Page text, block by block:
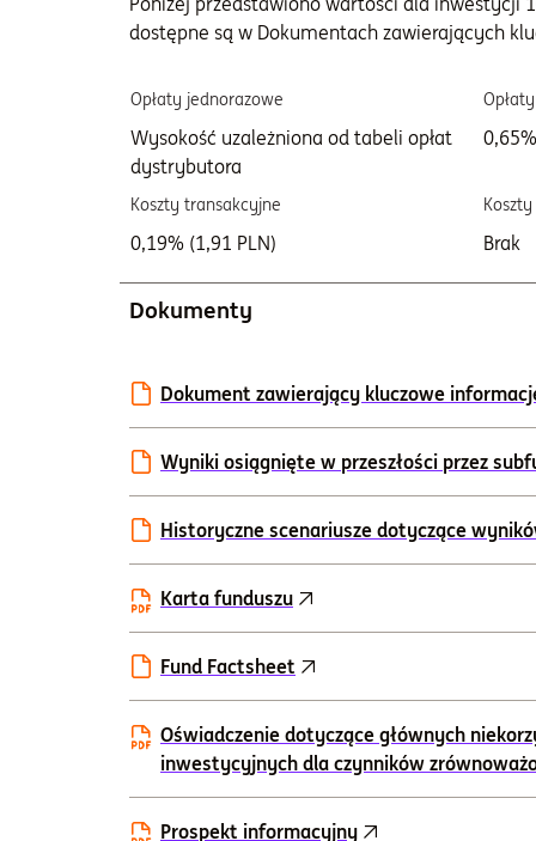
dostępne są w Dokumentach zawierających
Opłaty jednorazowe
Wysokość uzależniona od tabeli opłat
dystrybutora
Koszty transakcyjne
0,19% (1,91 PLN) Brak
Dokumenty
Dokument zawierający kluczowe
Wyniki osiągnięte w przeszłości przez
Historyczne scenariusze dotyczące
Karta funduszu
Fund Factsheet
Oświadczenie dotyczące głównych
inwestycyjnych dla czynników
Prospekt informacyjny